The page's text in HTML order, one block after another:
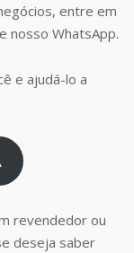
entre em
nosso WhatsApp.
e ajudá-lo a
revendedor ou
deseja saber